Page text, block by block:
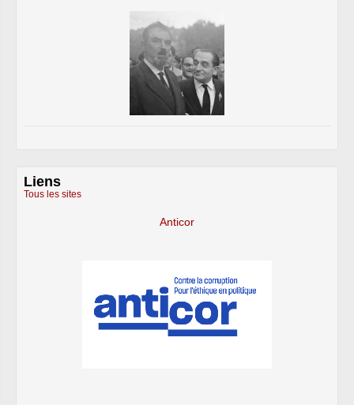
Liens
Tous les sites
Anticor